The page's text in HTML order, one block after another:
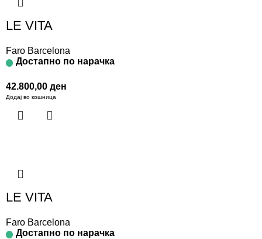
LE VITA
Faro Barcelona
Достапно по нарачка
42.800,00 ден
Додај во кошница
LE VITA
Faro Barcelona
Достапно по нарачка